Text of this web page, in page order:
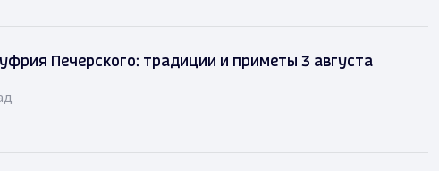
Печерского: традиции и приметы 3 августа